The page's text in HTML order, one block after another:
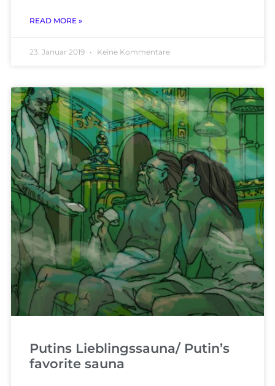
READ MORE »
23. Januar 2019 Keine Kommentare
Putins Lieblingssauna/ Putin’s
favorite sauna